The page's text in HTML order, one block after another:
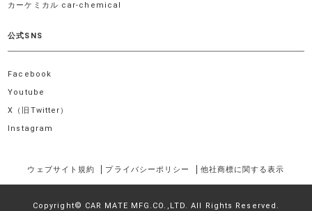
カーケミカル car-chemical
公式SNS
Facebook
Youtube
X（旧Twitter）
Instagram
ウェブサイト規約 プライバシーポリシー 他社商標に関する表示
Copyright© CAR MATE MFG.CO.,LTD. All Rights Reserved.